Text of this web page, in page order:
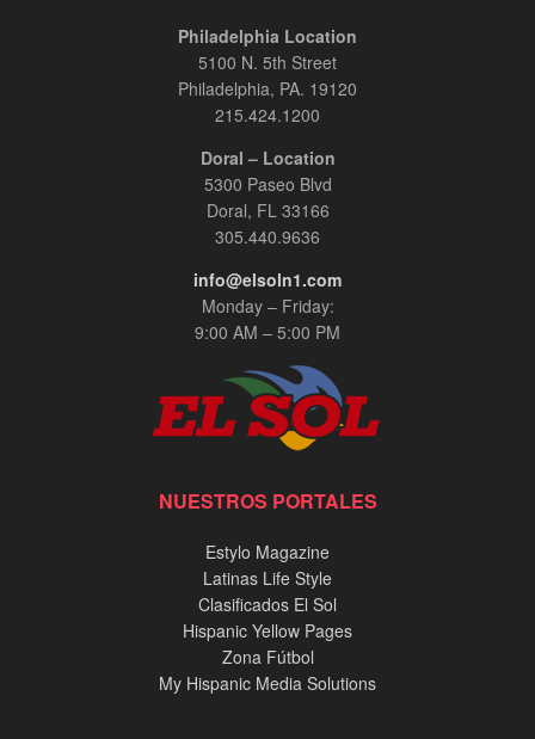
Philadelphia Location
5100 N. 5th Street
Philadelphia, PA. 19120
215.424.1200
Doral – Location
5300 Paseo Blvd
Doral, FL 33166
305.440.9636
info@elsoln1.com
Monday – Friday:
9:00 AM – 5:00 PM
NUESTROS PORTALES
Estylo Magazine
Latinas Life Style
Clasificados El Sol
Hispanic Yellow Pages
Zona Fútbol
My Hispanic Media Solutions